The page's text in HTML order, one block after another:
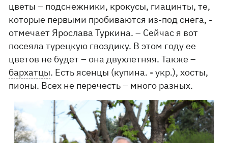
цветы – подснежники, крокусы, гиацинты, те,
которые первыми пробиваются из-под снега, -
отмечает Ярослава Туркина. – Сейчас я вот
посеяла турецкую гвоздику. В этом году ее
цветов не будет – она двухлетняя. Также –
бархатцы. Есть ясенцы (купина. - укр.), хосты,
пионы. Всех не перечесть – много разных.